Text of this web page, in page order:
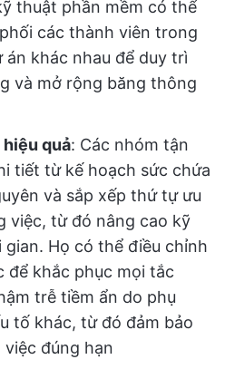
thuật phần mềm có thể
các thành viên trong
án khác nhau để duy trì
và mở rộng băng thông
quả: Các nhóm tận
tiết từ kế hoạch sức chứa
và sắp xếp thứ tự ưu
việc, từ đó nâng cao kỹ
Họ có thể điều chỉnh
để khắc phục mọi tắc
trễ tiềm ẩn do phụ
tố khác, từ đó đảm bảo
đúng hạn